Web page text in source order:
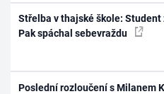
Střelba v thajské škole:
Pak spáchal sebevraždu
Poslední rozloučení s Milanem